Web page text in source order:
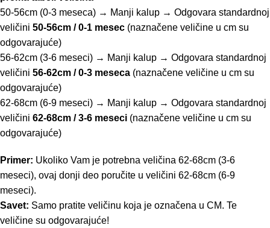
50-56cm (0-3 meseca) → Manji kalup → Odgovara standardnoj
veličini 50-56cm / 0-1 mesec (naznačene veličine u cm su
odgovarajuće)
56-62cm (3-6 meseci) → Manji kalup → Odgovara standardnoj
veličini 56-62cm / 0-3 meseca (naznačene veličine u cm su
odgovarajuće)
62-68cm (6-9 meseci) → Manji kalup → Odgovara standardnoj
veličini 62-68cm / 3-6 meseci (naznačene veličine u cm su
odgovarajuće)
Primer: Ukoliko Vam je potrebna veličina 62-68cm (3-6
meseci), ovaj donji deo poručite u veličini 62-68cm (6-9
meseci).
Savet: Samo pratite veličinu koja je označena u CM. Te
veličine su odgovarajuće!